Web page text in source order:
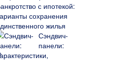
с ипотекой:
сохранения
жилья
Сэндвич-
панели: